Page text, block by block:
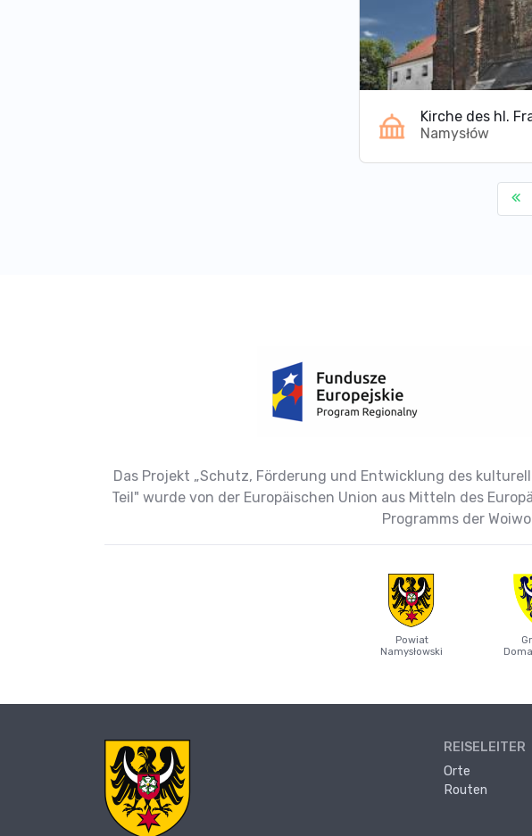
Namysłów
Das Projekt „Schutz, Förderung und Entwicklung des
Teil" wurde von der Europäischen Union aus Mitteln des
Programms der
Powiat
Namysłowski
REISELEITER
Orte
Routen